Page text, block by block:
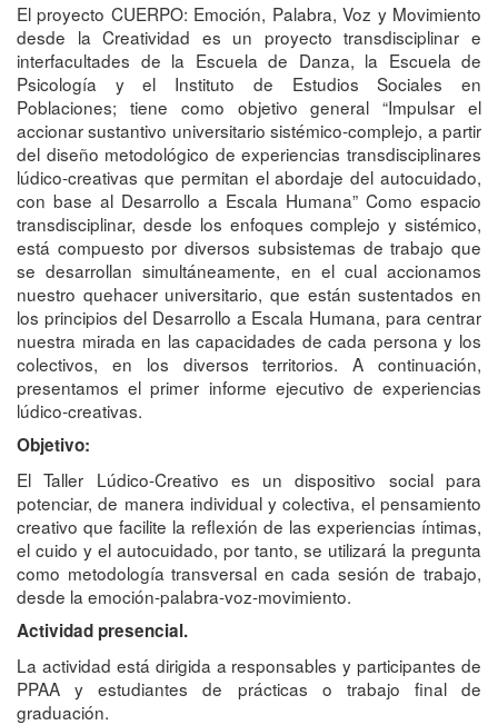
El proyecto CUERPO: Emoción, Palabra, Voz y Movimiento
desde la Creatividad es un proyecto transdisciplinar e
interfacultades de la Escuela de Danza, la Escuela de
Psicología y el Instituto de Estudios Sociales en
Poblaciones; tiene como objetivo general “Impulsar el
accionar sustantivo universitario sistémico-complejo, a partir
del diseño metodológico de experiencias transdisciplinares
lúdico-creativas que permitan el abordaje del autocuidado,
con base al Desarrollo a Escala Humana” Como espacio
transdisciplinar, desde los enfoques complejo y sistémico,
está compuesto por diversos subsistemas de trabajo que
se desarrollan simultáneamente, en el cual accionamos
nuestro quehacer universitario, que están sustentados en
los principios del Desarrollo a Escala Humana, para centrar
nuestra mirada en las capacidades de cada persona y los
colectivos, en los diversos territorios. A continuación,
presentamos el primer informe ejecutivo de experiencias
lúdico-creativas.
Objetivo:
El Taller Lúdico-Creativo es un dispositivo social para
potenciar, de manera individual y colectiva, el pensamiento
creativo que facilite la reflexión de las experiencias íntimas,
el cuido y el autocuidado, por tanto, se utilizará la pregunta
como metodología transversal en cada sesión de trabajo,
desde la emoción-palabra-voz-movimiento.
Actividad presencial.
La actividad está dirigida a responsables y participantes de
PPAA y estudiantes de prácticas o trabajo final de
graduación.